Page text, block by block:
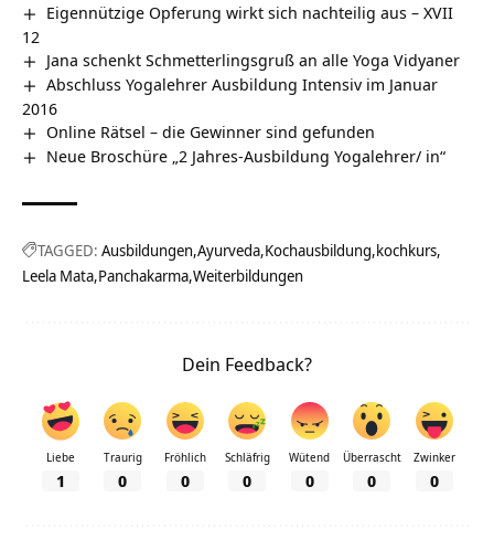
Eigennützige Opferung wirkt sich nachteilig aus – XVII
12
Jana schenkt Schmetterlingsgruß an alle Yoga Vidyaner
Abschluss Yogalehrer Ausbildung Intensiv im Januar
2016
Online Rätsel – die Gewinner sind gefunden
Neue Broschüre „2 Jahres-Ausbildung Yogalehrer/ in“
TAGGED: Ausbildungen Ayurveda Kochausbildung kochkurs
Leela Mata Panchakarma Weiterbildungen
Dein Feedback?
Liebe
1
Traurig
0
Fröhlich
0
Schläfrig
0
Wütend
0
Überrascht
0
Zwinker
0